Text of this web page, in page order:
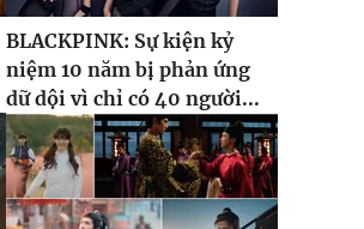
BLACKPINK: Sự kiện kỷ
niệm 10 năm bị phản ứng
dữ dội vì chỉ có 40 người...